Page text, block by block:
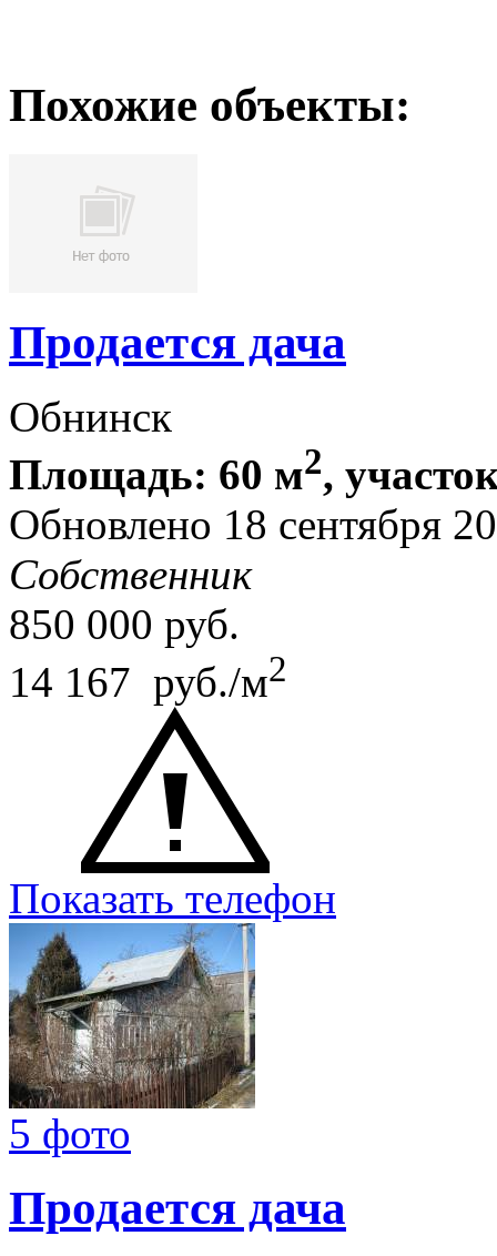
Похожие объекты:
Продается дача
Обнинск
Площадь: 60 м2,
Обновлено 18 сентября
Собственник
850 000 руб.
14 167 руб./м2
Показать телефон
5 фото
Продается дача